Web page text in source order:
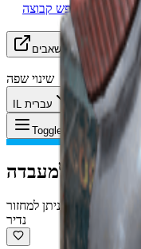
מחפש קבוצה (LFG)
משאבים
שינוי שפה
IL עברית
Toggle Menu
ריאגנטים למעבדה
ניתן למחזור
נדיר